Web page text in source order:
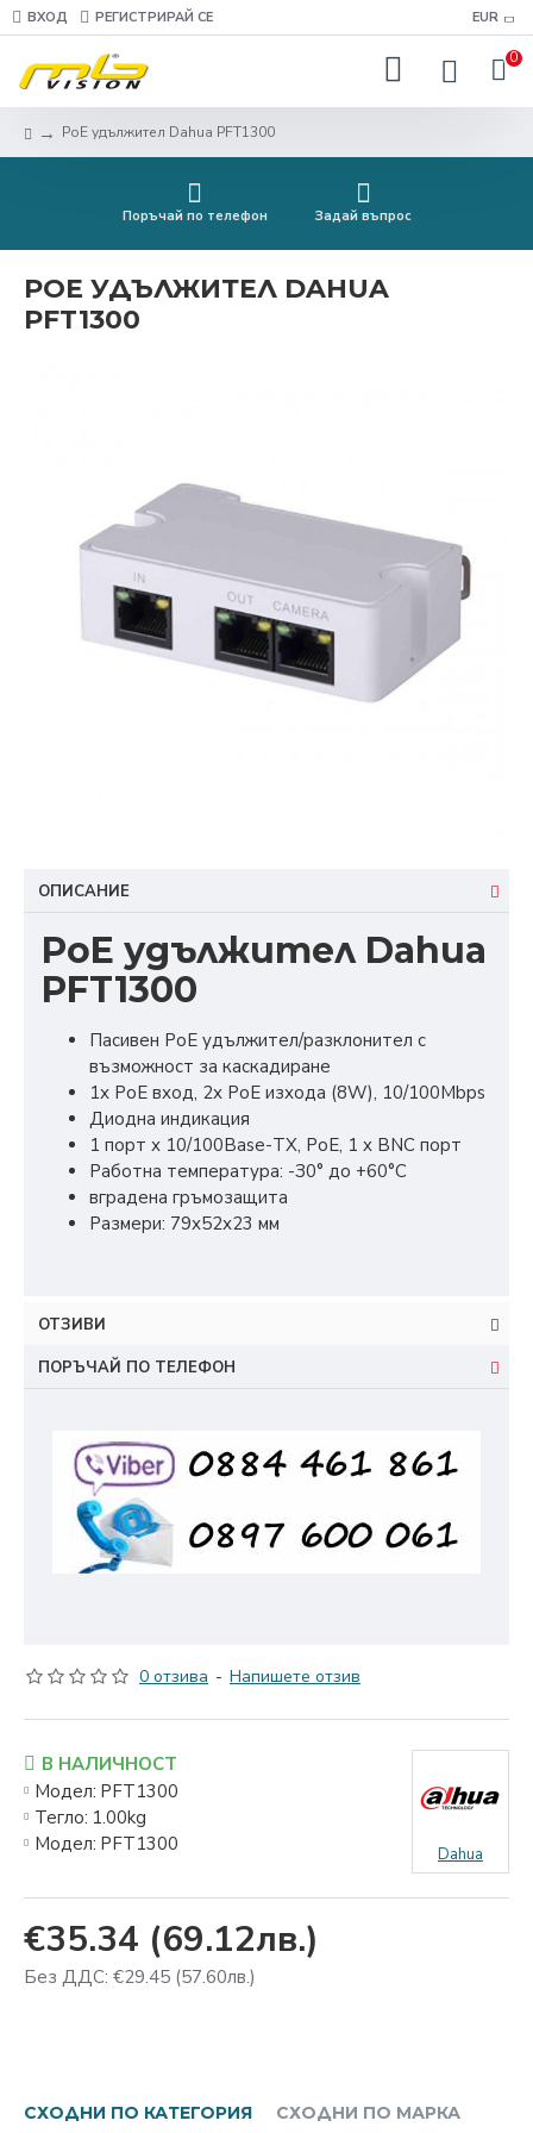
ВХОД РЕГИСТРИРАЙ СЕ EUR
0
PoE удължител Dahua PFT1300
Поръчай по телефон Задай въпрос
POE УДЪЛЖИТЕЛ DAHUA
PFT1300
ОПИСАНИЕ
PoE удължител Dahua
PFT1300
Пасивен РoЕ удължител/разклонител с
възможност за каскадиране
1х РoЕ вход, 2х РoЕ изхода (8W), 10/100Mbps
Диодна индикация
1 порт х 10/100Base-ТХ, РоЕ, 1 x BNC порт
Работна температура: -З0° до +60°С
вградена гръмозащита
Размери: 79х52х23 мм
ОТЗИВИ
ПОРЪЧАЙ ПО ТЕЛЕФОН
0 отзива - Напишете отзив
€35.34 (69.12лв.)
Без ДДС: €29.45 (57.60лв.)
В НАЛИЧНОСТ
Модел: PFT1300
Тегло: 1.00kg
Модел: PFT1300 Dahua
СХОДНИ ПО КАТЕГОРИЯ СХОДНИ ПО МАРКА